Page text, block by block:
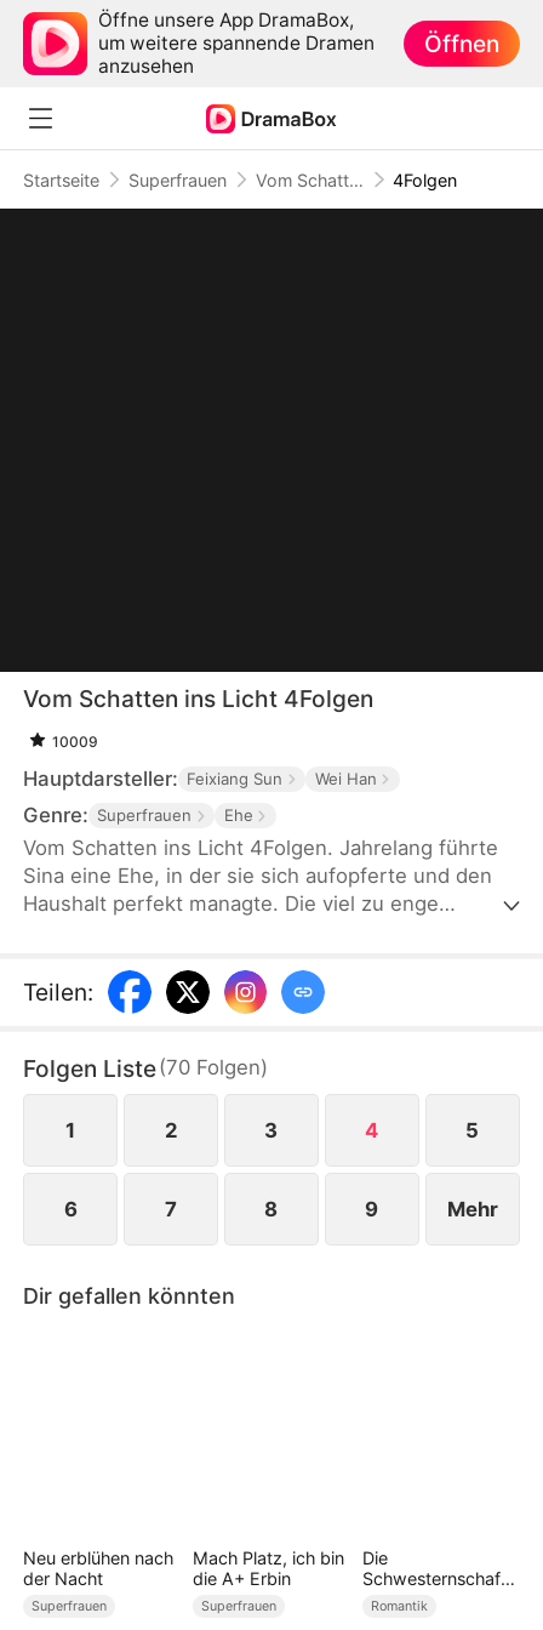
Öffne unsere App DramaBox,
um weitere spannende Dramen
anzusehen
Öffnen
Startseite Superfrauen Vom Schatten ins Licht 4Folgen
Vom Schatten ins Licht 4Folgen
10009
Hauptdarsteller: Feixiang Sun Wei Han
Genre: Superfrauen Ehe
Vom Schatten ins Licht 4Folgen. Jahrelang führte
Sina eine Ehe, in der sie sich aufopferte und den
Haushalt perfekt managte. Die viel zu enge
letzte Grenze überschritt. Sina reichte die
Scheidung ein und brach aus dieser zermürbenden
Hausfrau zur erfolgreichen Geschäftsführerin auf,
eroberte die Businesswelt und fand einen Mann,
der sie wirklich schätzt.
Teilen:
Folgen Liste(70 Folgen)
1 2 3 4 5
6 7 8 9 Mehr
Dir gefallen könnten
Neu erblühen nach
der Nacht
Superfrauen
Mach Platz, ich bin
die A+ Erbin
Superfrauen
Die
Schwesternschaft-
Probe
Romantik